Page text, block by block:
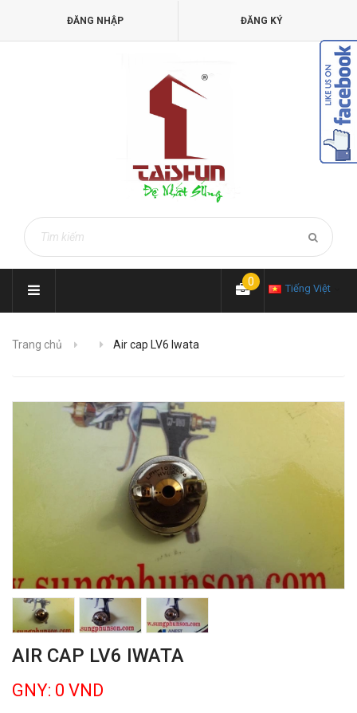
ĐĂNG NHẬP ĐĂNG KÝ
Tiếng Việt
0
Trang chủ Air cap LV6 Iwata
AIR CAP LV6 IWATA
GNY: 0 VND